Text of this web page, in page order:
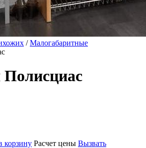
/Малогабаритные
корзину Расчет цены Вызвать